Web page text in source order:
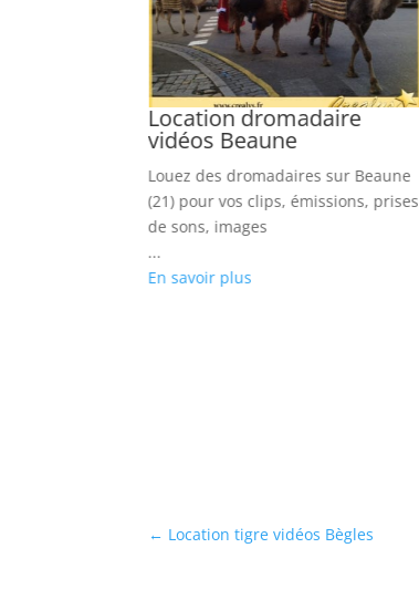
Location dromadaire
vidéos Beaune
Louez des dromadaires sur Beaune
(21) pour vos clips, émissions, prises
de sons, images
...
En savoir plus
← Location tigre vidéos Bègles